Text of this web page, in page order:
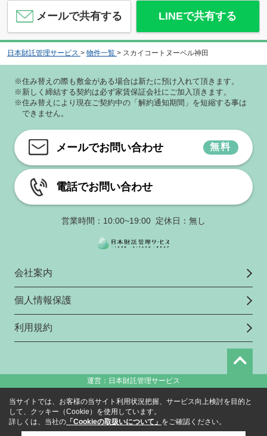
メールで共有する LINEで共有する
日本財託管理サービス > 物件一覧 > スカイコートヌーベル神田
※住み替えの際も敷金がある場合は新たに預け入れて頂きます。
※新しく締結する契約は必ず家賃保証会社にご加入頂きます。
※住み替えにより現在ご契約中の「解約通知期間」を短縮する事は
できません。
メールでお問い合わせ 無料
電話でお問い合わせ
営業時間：10:00~19:00 定休日：無し
会社案内
個人情報保護
利用規約
運営：日本財託管理サービス
当サイトでは、お客様の当サイト利用状況把握、サービス向上検討を目的と
して、クッキー（Cookie）を使用しています。
詳しくは、当社の 「Cookieの取扱いについて」 をご確認ください。